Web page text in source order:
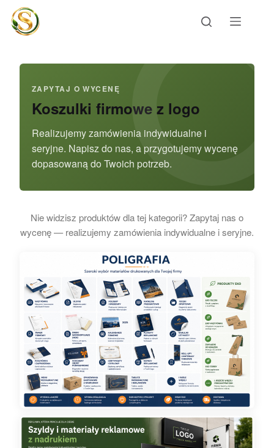
Przejdź
treści
ZAPYTAJ O WYCENĘ
Koszulki firmowe z logo
Realizujemy zamówienia indywidualne i
seryjne. Napisz do nas, a przygotujemy wycenę
dopasowaną do Twoich potrzeb.
Nie widzisz produktów dla tej kategorii? Zapytaj nas o
wycenę — realizujemy zamówienia indywidualne i seryjne.